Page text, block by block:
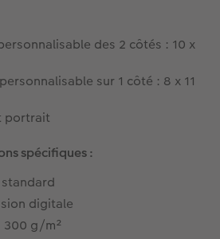
des 2 côtés : 10 x
sur 1 côté : 8 x 11
portrait
spécifiques :
digitale
300 g/m²